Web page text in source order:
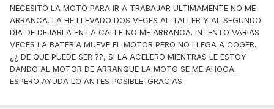
NECESITO LA MOTO PARA IR A TRABAJAR ULTIMAMENTE NO ME
ARRANCA. LA HE LLEVADO DOS VECES AL TALLER Y AL SEGUNDO
DIA DE DEJARLA EN LA CALLE NO ME ARRANCA. INTENTO VARIAS
VECES LA BATERIA MUEVE EL MOTOR PERO NO LLEGA A COGER.
¿¿ DE QUE PUEDE SER ??, SI LA ACELERO MIENTRAS LE ESTOY
DANDO AL MOTOR DE ARRANQUE LA MOTO SE ME AHOGA.
ESPERO AYUDA LO ANTES POSIBLE. GRACIAS